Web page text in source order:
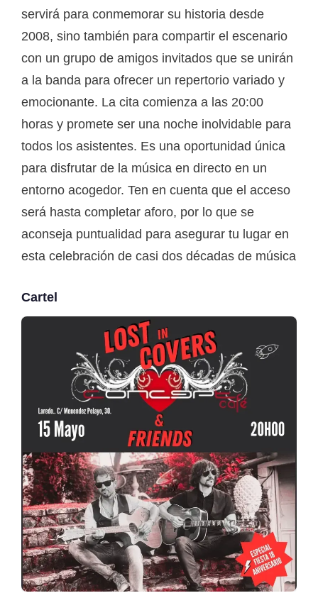
servirá para conmemorar su historia desde
2008, sino también para compartir el escenario
con un grupo de amigos invitados que se unirán
a la banda para ofrecer un repertorio variado y
emocionante. La cita comienza a las 20:00
horas y promete ser una noche inolvidable para
todos los asistentes. Es una oportunidad única
para disfrutar de la música en directo en un
entorno acogedor. Ten en cuenta que el acceso
será hasta completar aforo, por lo que se
aconseja puntualidad para asegurar tu lugar en
esta celebración de casi dos décadas de música
Cartel